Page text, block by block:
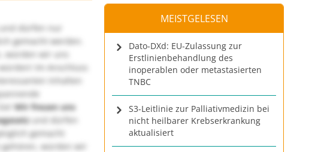
dürfen nur
gemacht werden.
würden wir uns
Im Anschluss
Inhalten
Wir freuen uns
und dürfen
gemacht
würden wir
MEISTGELESEN
Dato-DXd: EU-Zulassung zur
Erstlinienbehandlung des
inoperablen oder metastasierten
TNBC
S3-Leitlinie zur Palliativmedizin bei
nicht heilbarer Krebserkrankung
aktualisiert